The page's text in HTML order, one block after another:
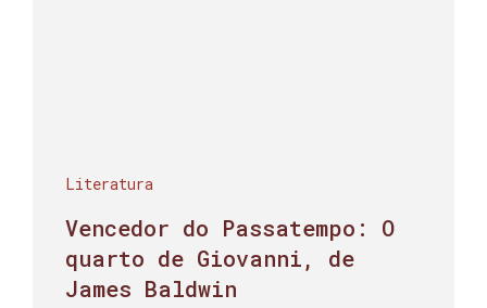
Literatura
Vencedor do Passatempo: O
quarto de Giovanni, de
James Baldwin